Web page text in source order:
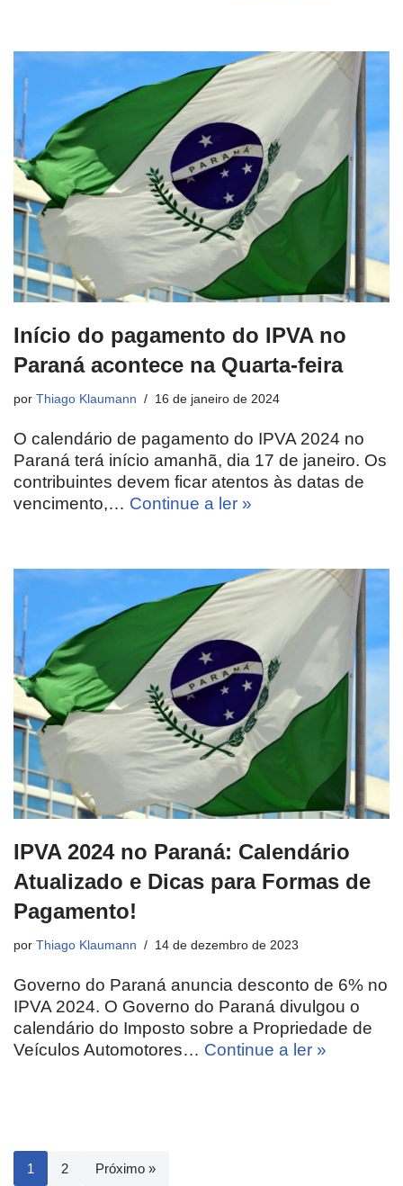
Início do pagamento do IPVA no
Paraná acontece na Quarta-feira
por Thiago Klaumann 16 de janeiro de 2024
O calendário de pagamento do IPVA 2024 no
Paraná terá início amanhã, dia 17 de janeiro. Os
contribuintes devem ficar atentos às datas de
vencimento,… Continue a ler »
IPVA 2024 no Paraná: Calendário
Atualizado e Dicas para Formas de
Pagamento!
por Thiago Klaumann 14 de dezembro de 2023
Governo do Paraná anuncia desconto de 6% no
IPVA 2024. O Governo do Paraná divulgou o
calendário do Imposto sobre a Propriedade de
Veículos Automotores… Continue a ler »
1 2 Próximo »